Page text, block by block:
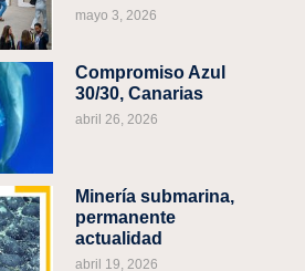
mayo 3, 2026
Compromiso Azul
30/30, Canarias
abril 26, 2026
Minería submarina,
permanente
actualidad
abril 19, 2026